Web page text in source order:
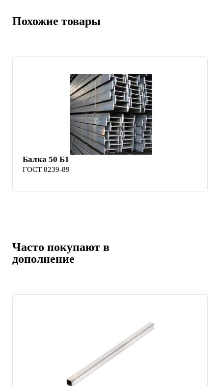
Похожие товары
Балка 50 Б1
ГОСТ 8239-89
Часто покупают в
дополнение